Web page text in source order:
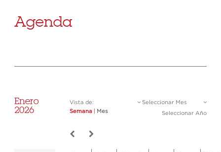
Agenda
Enero
2026
Vista de:
Semana
Mes
Seleccionar Mes
Seleccionar Año